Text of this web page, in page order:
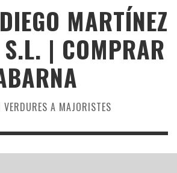
MARTÍNEZ
| COMPRAR
A MAJORISTES